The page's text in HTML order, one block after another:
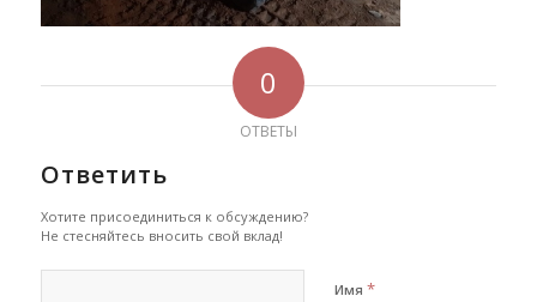
0
ОТВЕТЫ
Ответить
Хотите присоединиться к обсуждению?
Не стесняйтесь вносить свой вклад!
Имя *